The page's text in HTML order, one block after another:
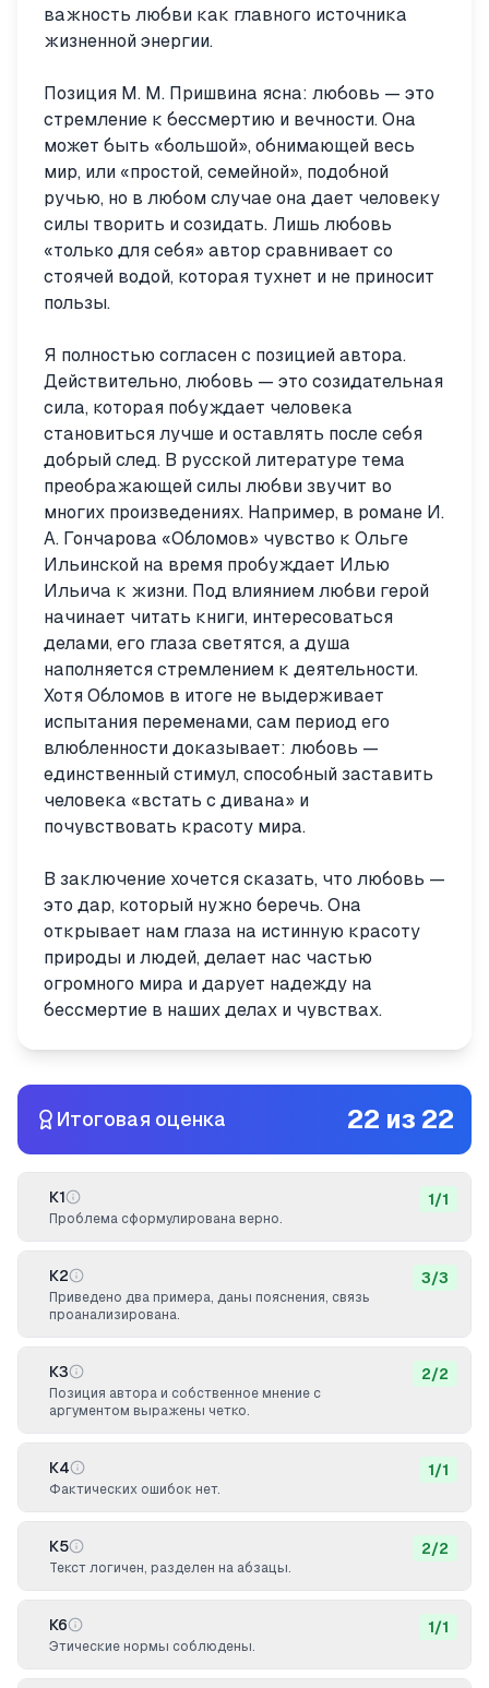
важность любви как главного источника
жизненной энергии.
Позиция М. М. Пришвина ясна: любовь — это
стремление к бессмертию и вечности. Она
может быть «большой», обнимающей весь
мир, или «простой, семейной», подобной
ручью, но в любом случае она дает человеку
силы творить и созидать. Лишь любовь
«только для себя» автор сравнивает со
стоячей водой, которая тухнет и не приносит
пользы.
Я полностью согласен с позицией автора.
Действительно, любовь — это созидательная
сила, которая побуждает человека
становиться лучше и оставлять после себя
добрый след. В русской литературе тема
преображающей силы любви звучит во
многих произведениях. Например, в романе И.
А. Гончарова «Обломов» чувство к Ольге
Ильинской на время пробуждает Илью
Ильича к жизни. Под влиянием любви герой
начинает читать книги, интересоваться
делами, его глаза светятся, а душа
наполняется стремлением к деятельности.
Хотя Обломов в итоге не выдерживает
испытания переменами, сам период его
влюбленности доказывает: любовь —
единственный стимул, способный заставить
человека «встать с дивана» и
почувствовать красоту мира.
В заключение хочется сказать, что любовь —
это дар, который нужно беречь. Она
открывает нам глаза на истинную красоту
природы и людей, делает нас частью
огромного мира и дарует надежду на
бессмертие в наших делах и чувствах.
Итоговая оценка 22 из 22
К1
Проблема сформулирована верно.
1/1
К2
Приведено два примера, даны пояснения, связь
проанализирована.
3/3
К3
Позиция автора и собственное мнение с
аргументом выражены четко.
2/2
К4
Фактических ошибок нет.
1/1
К5
Текст логичен, разделен на абзацы.
2/2
К6
Этические нормы соблюдены.
1/1